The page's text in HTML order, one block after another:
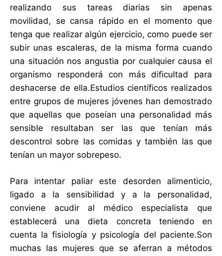
realizando sus tareas diarias sin apenas
movilidad, se cansa rápido en el momento que
tenga que realizar algún ejercicio, como puede ser
subir unas escaleras, de la misma forma cuando
una situación nos angustia por cualquier causa el
organismo responderá con más dificultad para
deshacerse de ella.Estudios científicos realizados
entre grupos de mujeres jóvenes han demostrado
que aquellas que poseían una personalidad más
sensible resultaban ser las que tenían más
descontrol sobre las comidas y también las que
tenían un mayor sobrepeso.
Para intentar paliar este desorden alimenticio,
ligado a la sensibilidad y a la personalidad,
conviene acudir al médico especialista que
establecerá una dieta concreta teniendo en
cuenta la fisiología y psicología del paciente.Son
muchas las mujeres que se aferran a métodos